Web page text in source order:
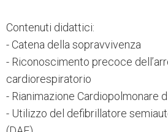
Contenuti didattici:
- Catena della sopravvivenza
- Riconoscimento precoce
cardiorespiratorio
- Rianimazione Cardiopolmonare
- Utilizzo del defibrillatore